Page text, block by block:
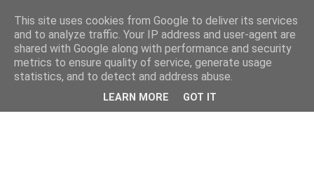
This site uses cookies from Google to deliver its services
and to analyze traffic. Your IP address and user-agent are
shared with Google along with performance and security
metrics to ensure quality of service, generate usage
statistics, and to detect and address abuse.
LEARN MORE GOT IT